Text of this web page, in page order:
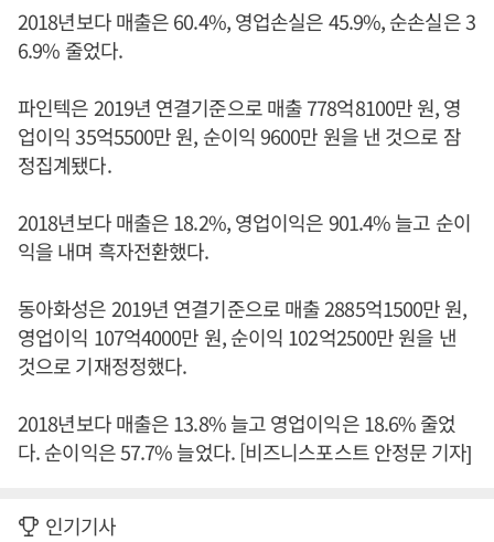
2018년보다 매출은 60.4%, 영업손실은 45.9%, 순손실은 3
6.9% 줄었다.
파인텍은 2019년 연결기준으로 매출 778억8100만 원, 영
업이익 35억5500만 원, 순이익 9600만 원을 낸 것으로 잠
정집계됐다.
2018년보다 매출은 18.2%, 영업이익은 901.4% 늘고 순이
익을 내며 흑자전환했다.
동아화성은 2019년 연결기준으로 매출 2885억1500만 원,
영업이익 107억4000만 원, 순이익 102억2500만 원을 낸
것으로 기재정정했다.
2018년보다 매출은 13.8% 늘고 영업이익은 18.6% 줄었
다. 순이익은 57.7% 늘었다. [비즈니스포스트 안정문 기자]
인기기사